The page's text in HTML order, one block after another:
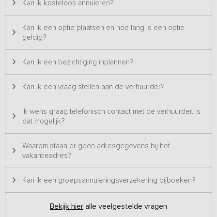
Kan ik kosteloos annuleren?
Kan ik een optie plaatsen en hoe lang is een optie
geldig?
Kan ik een bezichtiging inplannen?
Kan ik een vraag stellen aan de verhuurder?
Ik wens graag telefonisch contact met de verhuurder. Is
dat mogelijk?
Waarom staan er geen adresgegevens bij het
vakantieadres?
Kan ik een groepsannuleringsverzekering bijboeken?
Bekijk hier alle veelgestelde vragen